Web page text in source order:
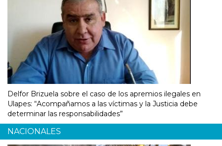
Delfor Brizuela sobre el caso de los apremios ilegales en
Ulapes: “Acompañamos a las víctimas y la Justicia debe
determinar las responsabilidades”
NACIONALES